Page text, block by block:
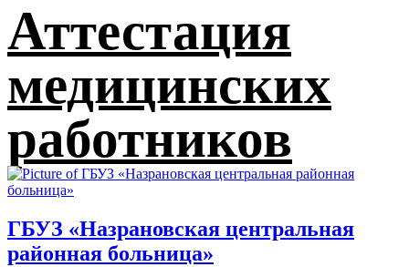
Аттестация
медицинских
работников
ГБУЗ «Назрановская центральная
районная больница»